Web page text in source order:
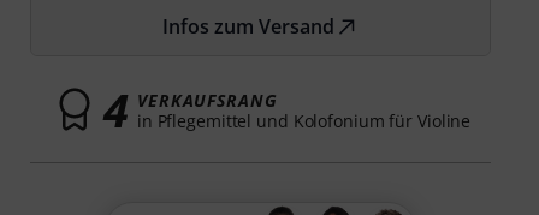
Infos zum Versand
4 VERKAUFSRANG
in Pflegemittel und Kolofonium für Violine